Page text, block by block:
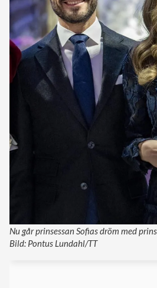
Nu går prinsessan Sofias dröm med
Bild: Pontus Lundahl/TT